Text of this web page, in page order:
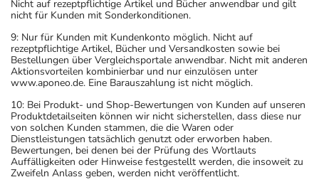
Nicht auf rezeptpflichtige Artikel und Bücher anwendbar und gilt
nicht für Kunden mit Sonderkonditionen.
9: Nur für Kunden mit Kundenkonto möglich. Nicht auf
rezeptpflichtige Artikel, Bücher und Versandkosten sowie bei
Bestellungen über Vergleichsportale anwendbar. Nicht mit anderen
Aktionsvorteilen kombinierbar und nur einzulösen unter
www.aponeo.de. Eine Barauszahlung ist nicht möglich.
10: Bei Produkt- und Shop-Bewertungen von Kunden auf unseren
Produktdetailseiten können wir nicht sicherstellen, dass diese nur
von solchen Kunden stammen, die die Waren oder
Dienstleistungen tatsächlich genutzt oder erworben haben.
Bewertungen, bei denen bei der Prüfung des Wortlauts
Auffälligkeiten oder Hinweise festgestellt werden, die insoweit zu
Zweifeln Anlass geben, werden nicht veröffentlicht.